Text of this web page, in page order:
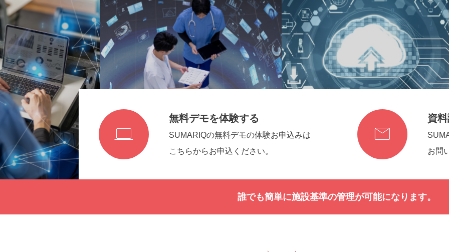

無料デモを体験する
SUMARIQの無料デモの体験お申込みは
こちらからお申込ください。

資
お問
誰でも簡単に施設基準の管理が可能になります。